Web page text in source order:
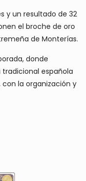
y un resultado de 32
el broche de oro
de Monterías.
donde
española
la organización y